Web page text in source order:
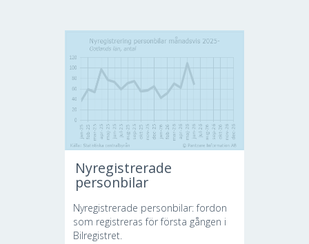
Nyregistrerade
personbilar
Nyregistrerade personbilar: fordon
som registreras för första gången i
Bilregistret.